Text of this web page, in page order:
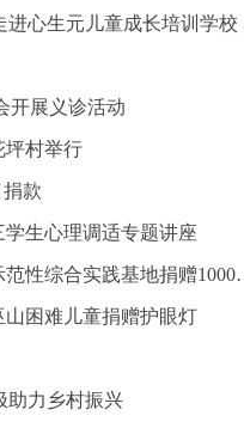
心生元儿童成长培训学校
开展义诊活动
坪村举行
款
生心理调适专题讲座
实践基地捐赠1000万教育基金
困难儿童捐赠护眼灯
助力乡村振兴